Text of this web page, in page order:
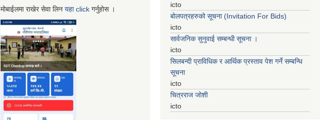
मोबाईलमा राखेर सेवा लिन यहाclick गर्नुहाेस ।
icto
बोलपत्रहरुको सूचना (Invitation For Bids)
icto
सार्वजनिक सुनुवाई सम्बन्धी सूचना ।
icto
सिलबन्दी प्राविधिक र आर्थिक प्रस्ताव पेश गर्ने सम्बन्धि
सूचना
icto
चित्रराज जोशी
icto